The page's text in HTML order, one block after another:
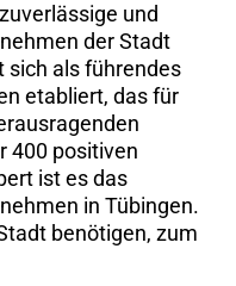
und
der Stadt
sich als führendes
etabliert, das für
400 positiven
ist es das
in Tübingen.
benötigen, zum